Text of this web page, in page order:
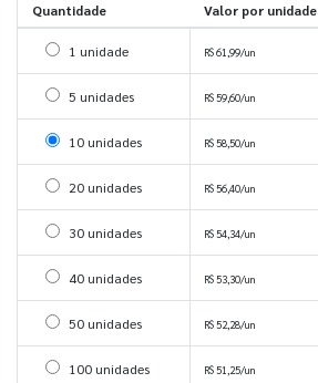
Quantidade Valor por unidade
Selecionar 1 unidade
1 unidade R$ 61,99/un
Selecionar 5 unidades
5 unidades R$ 59,60/un
Selecionar 10 unidades
10 unidades R$ 58,50/un
Selecionar 20 unidades
20 unidades R$ 56,40/un
Selecionar 30 unidades
30 unidades R$ 54,34/un
Selecionar 40 unidades
40 unidades R$ 53,30/un
Selecionar 50 unidades
50 unidades R$ 52,28/un
Selecionar 100 unidades
100 unidades R$ 51,25/un